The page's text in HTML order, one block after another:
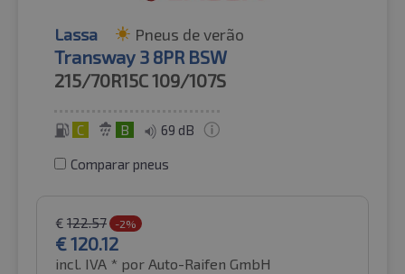
Lassa Pneus de verão
Transway 3 8PR BSW
215/70R15C109/107S
C B 69 dB
Comparar pneus
€ 122.57 -2%
€120.12
incl. IVA * por Auto-Raifen GmbH